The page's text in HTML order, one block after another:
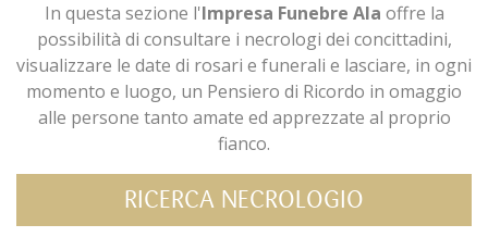
In questa sezione l'Impresa Funebre Ala offre la
possibilità di consultare i necrologi dei concittadini,
visualizzare le date di rosari e funerali e lasciare, in ogni
momento e luogo, un Pensiero di Ricordo in omaggio
alle persone tanto amate ed apprezzate al proprio
fianco.
RICERCA NECROLOGIO